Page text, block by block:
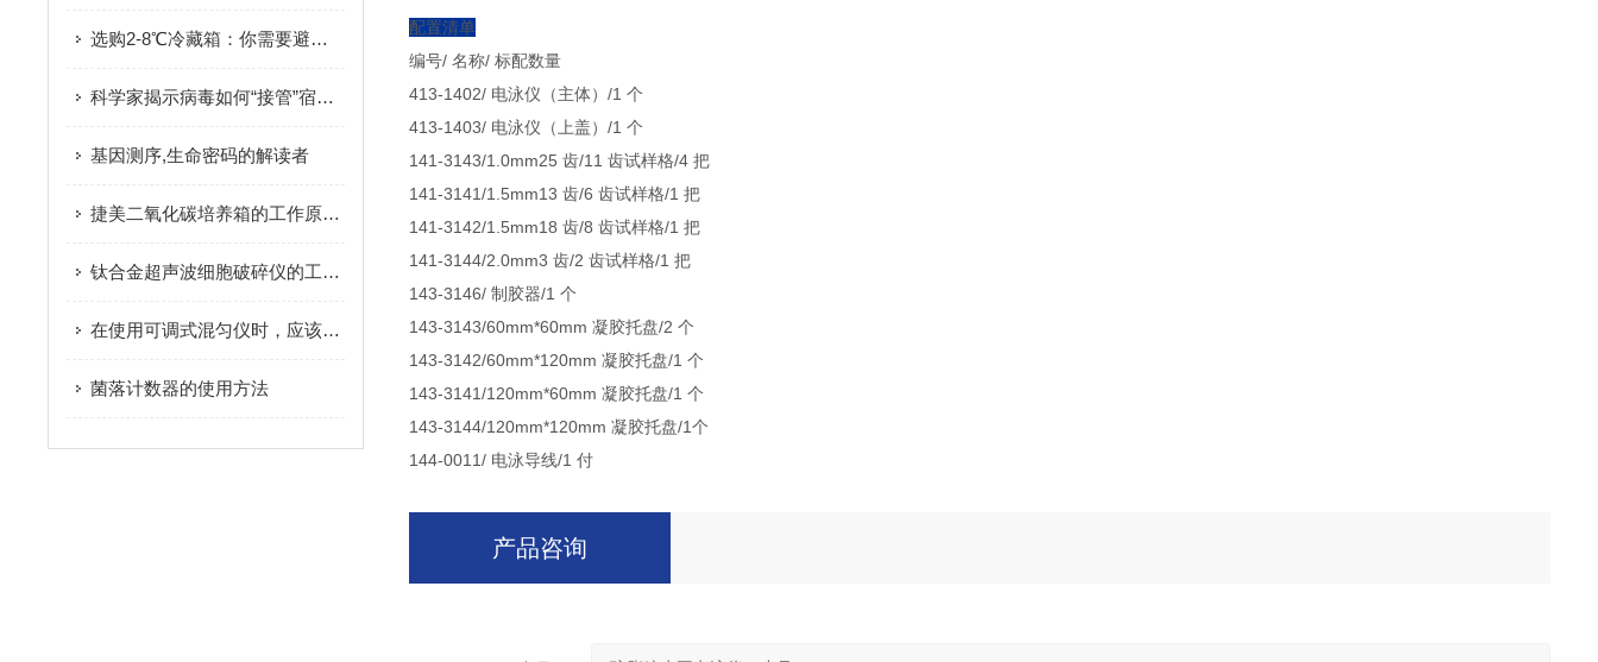
选购2-8℃冷藏箱：你需要避免的陷阱
科学家揭示病毒如何“接管”宿主细胞
基因测序,生命密码的解读者
捷美二氧化碳培养箱的工作原理是什么？
钛合金超声波细胞破碎仪的工作原理
在使用可调式混匀仪时，应该注意哪些安全事项？
菌落计数器的使用方法
配置清单
编号/ 名称/ 标配数量
413-1402/ 电泳仪（主体）/1 个
413-1403/ 电泳仪（上盖）/1 个
141-3143/1.0mm25 齿/11 齿试样格/4 把
141-3141/1.5mm13 齿/6 齿试样格/1 把
141-3142/1.5mm18 齿/8 齿试样格/1 把
141-3144/2.0mm3 齿/2 齿试样格/1 把
143-3146/ 制胶器/1 个
143-3143/60mm*60mm 凝胶托盘/2 个
143-3142/60mm*120mm 凝胶托盘/1 个
143-3141/120mm*60mm 凝胶托盘/1 个
143-3144/120mm*120mm 凝胶托盘/1个
144-0011/ 电泳导线/1 付
产品咨询